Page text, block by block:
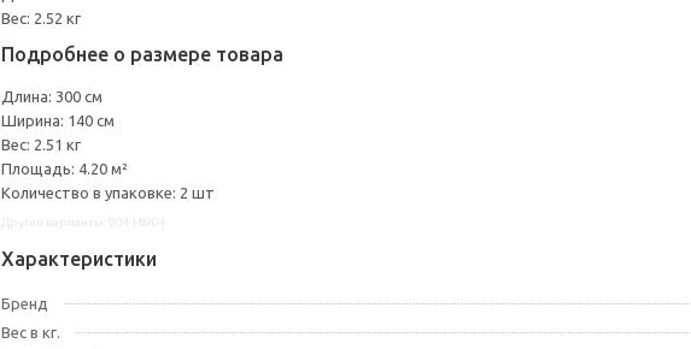
Вес: 2.52 кг
Подробнее о размере товара
Длина: 300 см
Ширина: 140 см
Вес: 2.51 кг
Площадь: 4.20 м²
Количество в упаковке: 2 шт
Характеристики
Бренд
Вес в кг.